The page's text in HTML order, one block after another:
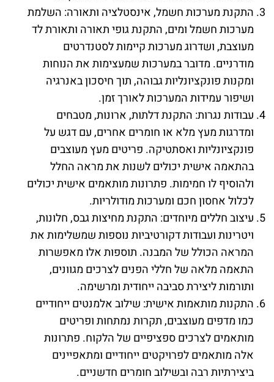
התקנת מערכות חשמל, אינסטלציה ותאורה: השלמת
מערכות חשמל ומים, התקנת גופי תאורה ותאורת לד
מעוצבת, ושדרוג מערכות קיימות לסטנדרטים
מודרניים. מדובר במערכות שמעצימות את הנוחות
ומקנות פונקציונליות גבוהה, תוך חיסכון באנרגיה
ושיפור עמידות המערכות לאורך זמן.
עבודות נגרות: התקנת דלתות, ארונות, מטבחים
ומדרגות מעץ מלא או חומרים אחרים, עם דגש על
פונקציונליות ואסתטיקה. פריטים מעץ מעוצבים
בהתאמה אישית יכולים לשנות את מראה החלל
ולהוסיף לו חמימות. פתרונות מותאמים אישית יכולים
לכלול אחסון חכם ומערכות מודולריות.
עיצוב חללים מיוחדים: התקנת מחיצות גבס, חלונות,
ויטרינות ועבודות דקורטיביות נוספות שמשלימות את
המראה הכולל של המבנה. תוספות אלו מאפשרות
התאמה מלאה של חללי הפנים לצרכים מגוונים,
ותורמות ליצירת סביבה ייחודית ומרשימה.
התקנות מותאמות אישית: שילוב אלמנטים ייחודיים
כמו מדפים מעוצבים, תקרות נמתחות ופריטים
מותאמים לצרכים ספציפיים של הלקוח. פתרונות
אלה מותאמים לפרויקטים ייחודיים ומתאפיינים
ביצירתיות רבה ובשילוב חומרים חדשניים.